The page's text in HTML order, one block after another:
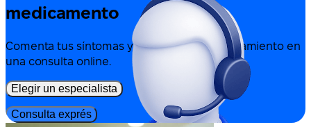
medicamento
Comenta tus síntomas y las opciones de tratamiento en
una consulta online.
Elegir un especialista
Consulta exprés